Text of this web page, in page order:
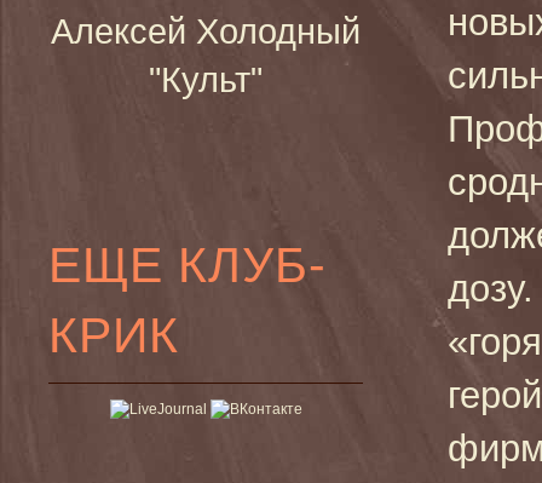
Алексей Холодный
"Культ"
ЕЩЕ КЛУБ-
КРИК